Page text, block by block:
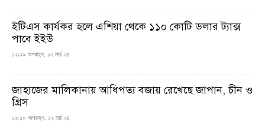
ইটিএস কার্যকর হলে এশিয়া থেকে ১১০ কোটি ডলার ট্যাক্স
পাবে ইইউ
১২:১৯ অপরাহ্ন, ১২ মার্চ ২৪
জাহাজের মালিকানায় আধিপত্য বজায় রেখেছে জাপান, চীন ও
গ্রিস
১২:১০ অপরাহ্ন, ১২ মার্চ ২৪